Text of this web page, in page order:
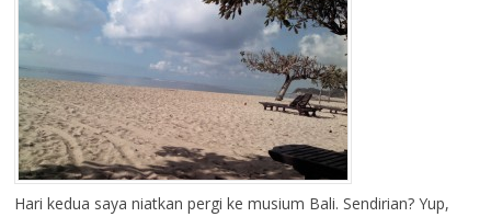
Hari kedua saya niatkan pergi ke musium Bali. Sendirian? Yup,